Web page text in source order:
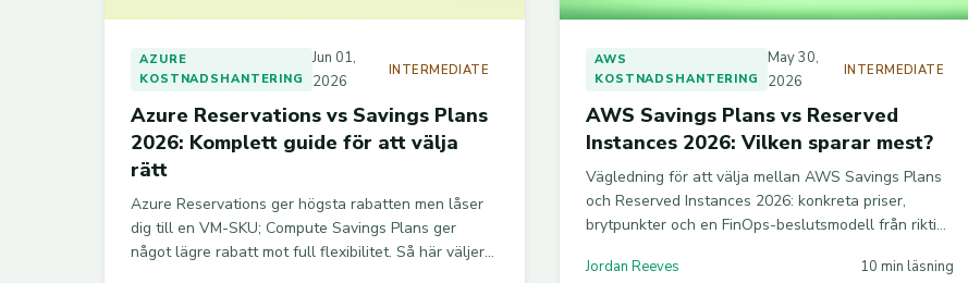
AZURE
KOSTNADSHANTERING
Jun 01,
2026
INTERMEDIATE
Azure Reservations vs Savings Plans
2026: Komplett guide för att välja
rätt
Azure Reservations ger högsta rabatten men låser
dig till en VM-SKU; Compute Savings Plans ger
något lägre rabatt mot full flexibilitet. Så här väljer
AWS
KOSTNADSHANTERING
May 30,
2026
INTERMEDIATE
AWS Savings Plans vs Reserved
Instances 2026: Vilken sparar mest?
Vägledning för att välja mellan AWS Savings Plans
och Reserved Instances 2026: konkreta priser,
brytpunkter och en FinOps-beslutsmodell från riktiga
Jordan Reeves 10 min läsning